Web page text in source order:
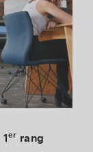
1er rang